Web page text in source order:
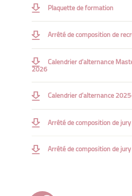
Système d’information
Management des systèmes
Audit du système d’information
Communication
Méthodologie de la recherche
Anglais
Plaquette de formation
Arrêté de composition de
Calendrier d’alternance
2026
Calendrier d’alternance
Arrêté de composition de
Arrêté de composition de